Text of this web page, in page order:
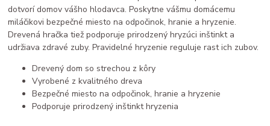
dotvorí domov vášho hlodavca. Poskytne vášmu domácemu
miláčikovi bezpečné miesto na odpočinok, hranie a hryzenie.
Drevená hračka tiež podporuje prirodzený hryzúci inštinkt a
udržiava zdravé zuby. Pravidelné hryzenie reguluje rast ich zubov.
Drevený dom so strechou z kôry
Vyrobené z kvalitného dreva
Bezpečné miesto na odpočinok, hranie a hryzenie
Podporuje prirodzený inštinkt hryzenia